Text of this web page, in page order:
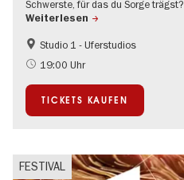
Schwerste, für das du Sorge trägst?
Weiterlesen
Kultursommer
Studio 1 - Uferstudios
19:00 Uhr
TICKETS KAUFEN
FESTIVAL